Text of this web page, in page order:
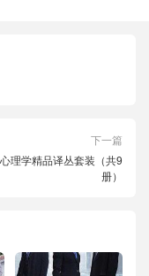
下一篇
理学精品译丛套装（共9
册）